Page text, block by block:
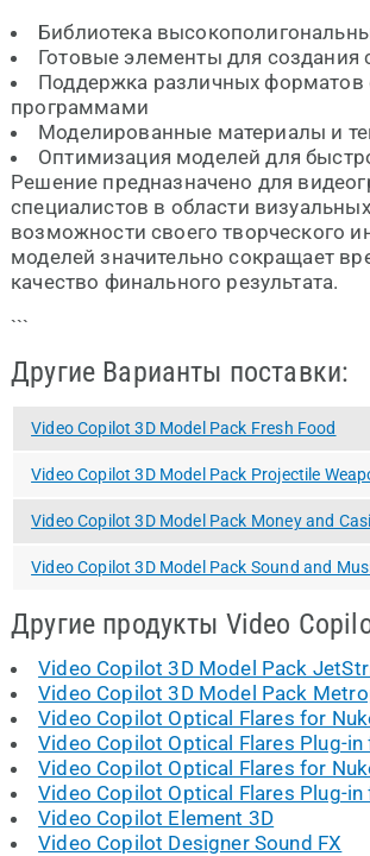
Библиотека
Готовые элементы для
Поддержка различных
программами
Моделированные материалы и
Оптимизация моделей для
Решение предназначено для
специалистов в области
возможности своего творческого
моделей значительно сокращает
качество финального результата.
```
Другие Варианты поставки:
Video Copilot 3D Model Pack Fresh Food
Video Copilot 3D Model Pack Projectile
Video Copilot 3D Model Pack Money and
Video Copilot 3D Model Pack Sound and
Другие продукты Video
Video Copilot 3D Model Pack
Video Copilot 3D Model Pack
Video Copilot Optical Flares for
Video Copilot Optical Flares Plug-
Video Copilot Optical Flares for
Video Copilot Optical Flares Plug-
Video Copilot Element 3D
Video Copilot Designer Sound FX